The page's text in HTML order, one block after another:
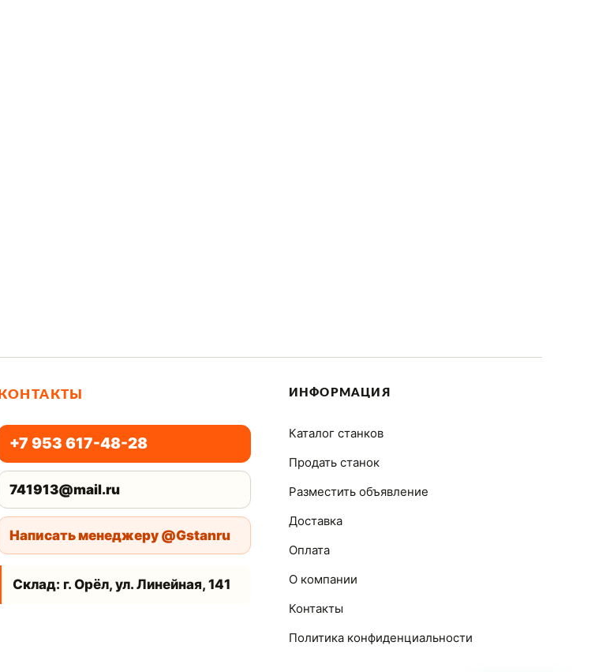
КОНТАКТЫ
+7 953 617-48-28
741913@mail.ru
Написать менеджеру @Gstanru
Склад: г. Орёл, ул. Линейная, 141
ИНФОРМАЦИЯ
Каталог станков
Продать станок
Разместить объявление
Доставка
Оплата
О компании
Контакты
Политика конфиденциальности